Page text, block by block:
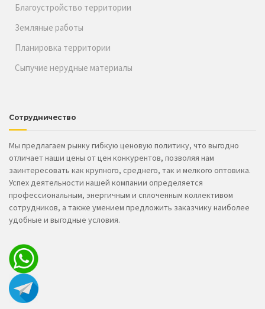
Благоустройство территории
Земляные работы
Планировка территории
Сыпучие нерудные материалы
Сотрудничество
Мы предлагаем рынку гибкую ценовую политику, что выгодно
отличает наши цены от цен конкурентов, позволяя нам
заинтересовать как крупного, среднего, так и мелкого оптовика.
Успех деятельности нашей компании определяется
профессиональным, энергичным и сплоченным коллективом
сотрудников, а также умением предложить заказчику наиболее
удобные и выгодные условия.